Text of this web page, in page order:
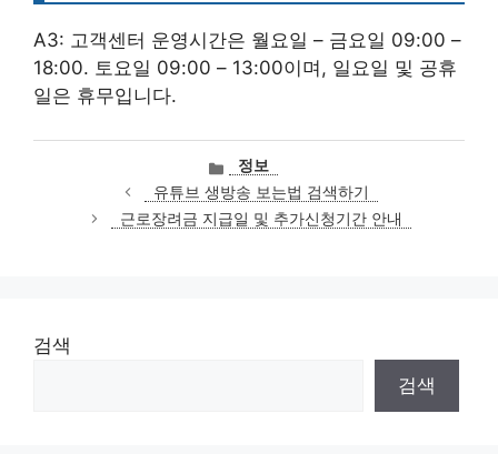
A3: 고객센터 운영시간은 월요일 – 금요일 09:00 –
18:00. 토요일 09:00 – 13:00이며, 일요일 및 공휴
일은 휴무입니다.
카
테
고
리
정보
유튜브 생방송 보는법 검색하기
근로장려금 지급일 및 추가신청기간 안내
검색
검색